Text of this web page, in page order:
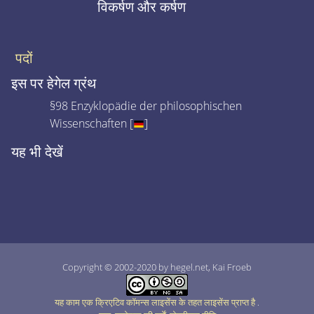
विकर्षण और कर्षण
पदों
इस पर हेगेल ग्रंथ
§98 Enzyklopädie der philosophischen
Wissenschaften [
]
यह भी देखें
Copyright © 2002-2020 by hegel.net, Kai Froeb
यह काम एक क्रिएटिव कॉमन्स लाइसेंस के तहत लाइसेंस प्राप्त है.